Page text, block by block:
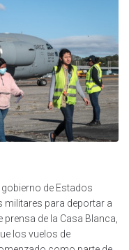
de Estados
militares para deportar a
de la Casa Blanca,
los vuelos de